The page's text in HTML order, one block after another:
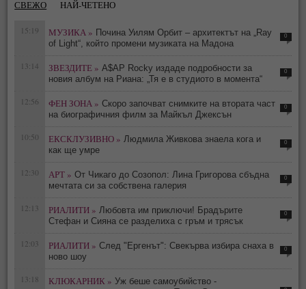
СВЕЖО НАЙ-ЧЕТЕНО
15:19 МУЗИКА » Почина Уилям Орбит – архитектът на „Ray
of Light“, който промени музиката на Мадона
0
13:14 ЗВЕЗДИТЕ » A$AP Rocky издаде подробности за
новия албум на Риана: „Тя е в студиото в момента“
0
12:56 ФЕН ЗОНА » Скоро започват снимките на втората част
на биографичния филм за Майкъл Джексън
0
10:50 ЕКСКЛУЗИВНО » Людмила Живкова знаела кога и
как ще умре
0
12:30 АРТ » От Чикаго до Созопол: Лина Григорова сбъдна
мечтата си за собствена галерия
0
12:13 РИАЛИТИ » Любовта им приключи! Брадърите
Стефан и Сияна се разделиха с гръм и трясък
0
12:03 РИАЛИТИ » След "Ергенът": Свекърва избира снаха в
ново шоу
0
13:18 КЛЮКАРНИК » Уж беше самоубийство -